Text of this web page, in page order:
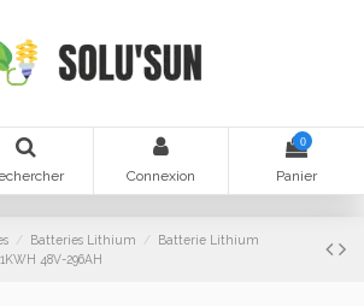
Connexion
0
Panier
Batteries Lithium
Batterie Lithium
48V-296AH